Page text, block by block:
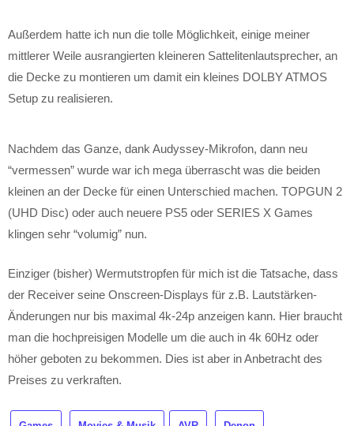
Außerdem hatte ich nun die tolle Möglichkeit, einige meiner
mittlerer Weile ausrangierten kleineren Sattelitenlautsprecher, an
die Decke zu montieren um damit ein kleines DOLBY ATMOS
Setup zu realisieren.
Nachdem das Ganze, dank Audyssey-Mikrofon, dann neu
“vermessen” wurde war ich mega überrascht was die beiden
kleinen an der Decke für einen Unterschied machen. TOPGUN 2
(UHD Disc) oder auch neuere PS5 oder SERIES X Games
klingen sehr “volumig” nun.
Einziger (bisher) Wermutstropfen für mich ist die Tatsache, dass
der Receiver seine Onscreen-Displays für z.B. Lautstärken-
Änderungen nur bis maximal 4k-24p anzeigen kann. Hier braucht
man die hochpreisigen Modelle um die auch in 4k 60Hz oder
höher geboten zu bekommen. Dies ist aber in Anbetracht des
Preises zu verkraften.